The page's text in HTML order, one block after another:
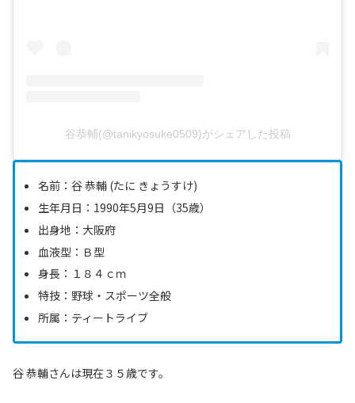
谷恭輔(@tanikyosuke0509)がシェアした投稿
名前：谷 恭輔 (たに きょうすけ)
生年月日：1990年5月9日（35歳）
出身地：大阪府
血液型：Ｂ型
身長：１８４ｃｍ
特技：野球・スポーツ全般
所属：ティートライブ
谷 恭輔さんは現在３５歳です。